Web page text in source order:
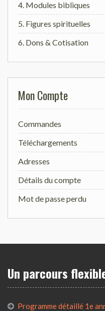
4. Modules bibliques
5. Figures spirituelles
6. Dons & Cotisation
Mon Compte
Commandes
Téléchargements
Adresses
Détails du compte
Mot de passe perdu
Un parcours
Programme détaillé 1e